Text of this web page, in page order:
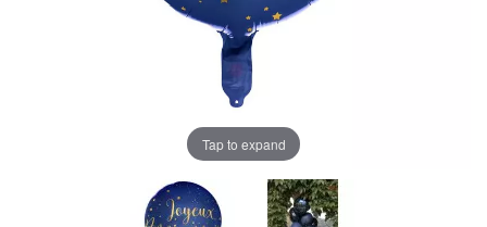
Tap to expand